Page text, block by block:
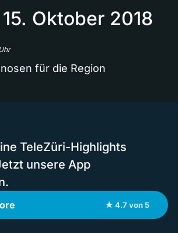
Oktober 2018
für die Region
TeleZüri-Highlights
unsere App
★ 4.7 von 5